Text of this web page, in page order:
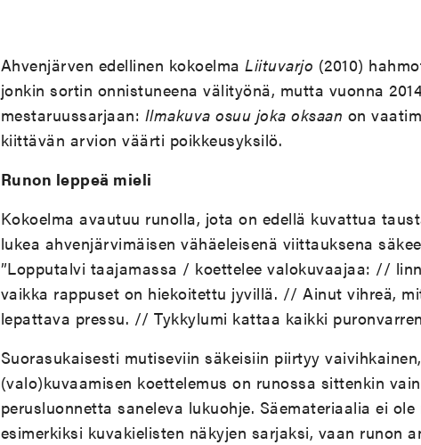
Ahvenjärven edellinen kokoelma Liituvarjo (2010)
jonkin sortin onnistuneena välityönä, mutta vuonna
mestaruussarjaan: Ilmakuva osuu joka oksaan on
kiittävän arvion väärti poikkeusyksilö.
Runon leppeä mieli
Kokoelma avautuu runolla, jota on edellä kuvattua
lukea ahvenjärvimäisen vähäeleisenä viittauksena
”Lopputalvi taajamassa / koettelee valokuvaajaa: //
vaikka rappuset on hiekoitettu jyvillä. // Ainut vihreä,
lepattava pressu. // Tykkylumi kattaa kaikki
Suorasukaisesti mutiseviin säkeisiin piirtyy
(valo)kuvaamisen koettelemus on runossa sittenkin
perusluonnetta saneleva lukuohje. Säemateriaalia ei
esimerkiksi kuvakielisten näkyjen sarjaksi, vaan runon